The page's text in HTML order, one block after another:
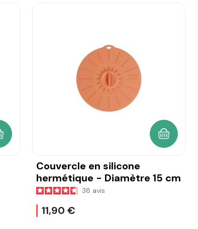
AU PANIER
Couvercle en silicone
hermétique - Diamètre 15 cm
38 avis
11,90 €